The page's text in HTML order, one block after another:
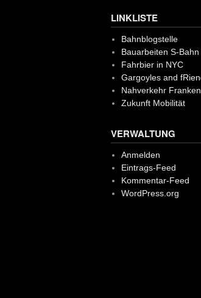
LINKLISTE
Bahnblogstelle
Bauarbeiten S-
Fahrbier in NYC
Gargoyles and
Nahverkehr Franken
Zukunft Mobilität
VERWALTUNG
Anmelden
Eintrags-Feed
Kommentar-Feed
WordPress.org